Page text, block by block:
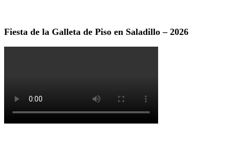
Fiesta de la Galleta de Piso en Saladillo – 2026